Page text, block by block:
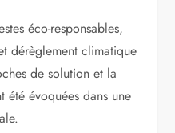
éco-responsables,
dérèglement climatique
de solution et la
été évoquées dans une